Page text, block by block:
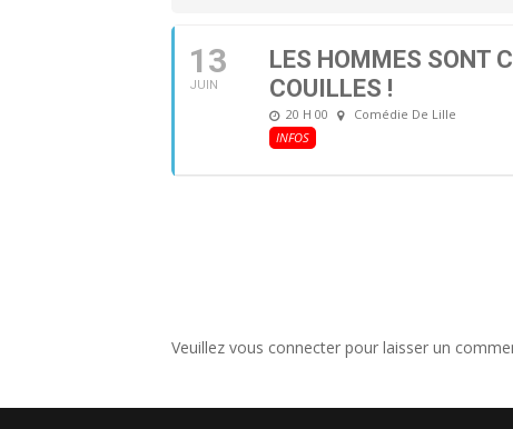
13
JUIN
LES HOMMES SONT
COUILLES !
20 H 00
Comédie De Lille
INFOS
Veuillez vous connecter pour laisser un